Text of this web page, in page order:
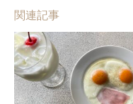
関連記事